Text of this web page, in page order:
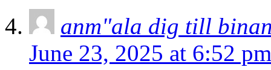
anm"ala dig till
June 23, 2025 at 6:52 pm